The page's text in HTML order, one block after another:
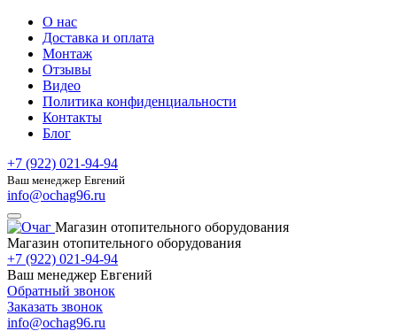
О нас
Доставка и оплата
Монтаж
Отзывы
Видео
Политика конфиденциальности
Контакты
Блог
+7 (922) 021-94-94
Ваш менеджер Евгений
info@ochag96.ru
Магазин отопительного оборудования
Магазин отопительного оборудования
+7 (922) 021-94-94
Ваш менеджер Евгений
Обратный звонок
Заказать звонок
info@ochag96.ru